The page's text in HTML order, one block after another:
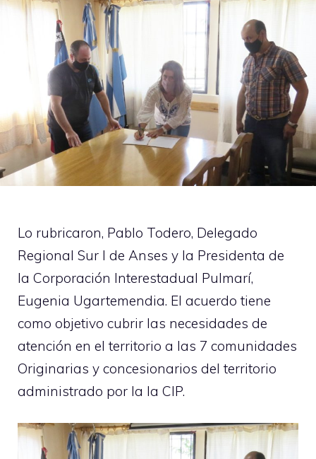
Lo rubricaron, Pablo Todero, Delegado
Regional Sur I de Anses y la Presidenta de
la Corporación Interestadual Pulmarí,
Eugenia Ugartemendia. El acuerdo tiene
como objetivo cubrir las necesidades de
atención en el territorio a las 7 comunidades
Originarias y concesionarios del territorio
administrado por la la CIP.